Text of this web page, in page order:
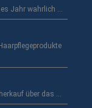
Jahr wahrlich …
über das …